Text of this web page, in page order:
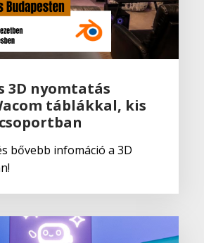
3D nyomtatás
táblákkal, kis
bővebb infomáció a 3D